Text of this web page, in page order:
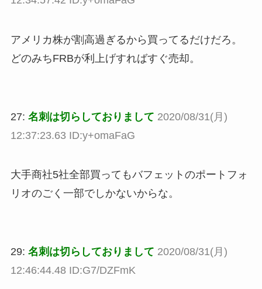
アメリカ株が割高過ぎるから買ってるだけだろ。
どのみちFRBが利上げすればすぐ売却。
27: 名刺は切らしておりまして 2020/08/31(月)
12:37:23.63 ID:y+omaFaG
大手商社5社全部買ってもバフェットのポートフォ
リオのごく一部でしかないからな。
29: 名刺は切らしておりまして 2020/08/31(月)
12:46:44.48 ID:G7/DZFmK